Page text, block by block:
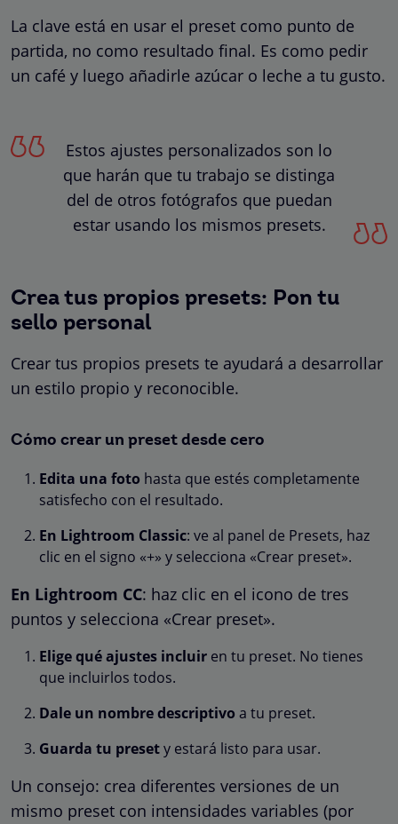
La clave está en usar el preset como punto de
partida, no como resultado final. Es como pedir
un café y luego añadirle azúcar o leche a tu gusto.
Estos ajustes personalizados son lo
que harán que tu trabajo se distinga
del de otros fotógrafos que puedan
estar usando los mismos presets.
Crea tus propios presets: Pon tu
sello personal
Crear tus propios presets te ayudará a desarrollar
un estilo propio y reconocible.
Cómo crear un preset desde cero
Edita una foto hasta que estés completamente
satisfecho con el resultado.
En Lightroom Classic: ve al panel de Presets, haz
clic en el signo «+» y selecciona «Crear preset».
En Lightroom CC: haz clic en el icono de tres
puntos y selecciona «Crear preset».
Elige qué ajustes incluir en tu preset. No tienes
que incluirlos todos.
Dale un nombre descriptivo a tu preset.
Guarda tu presety estará listo para usar.
Un consejo: crea diferentes versiones de un
mismo preset con intensidades variables (por